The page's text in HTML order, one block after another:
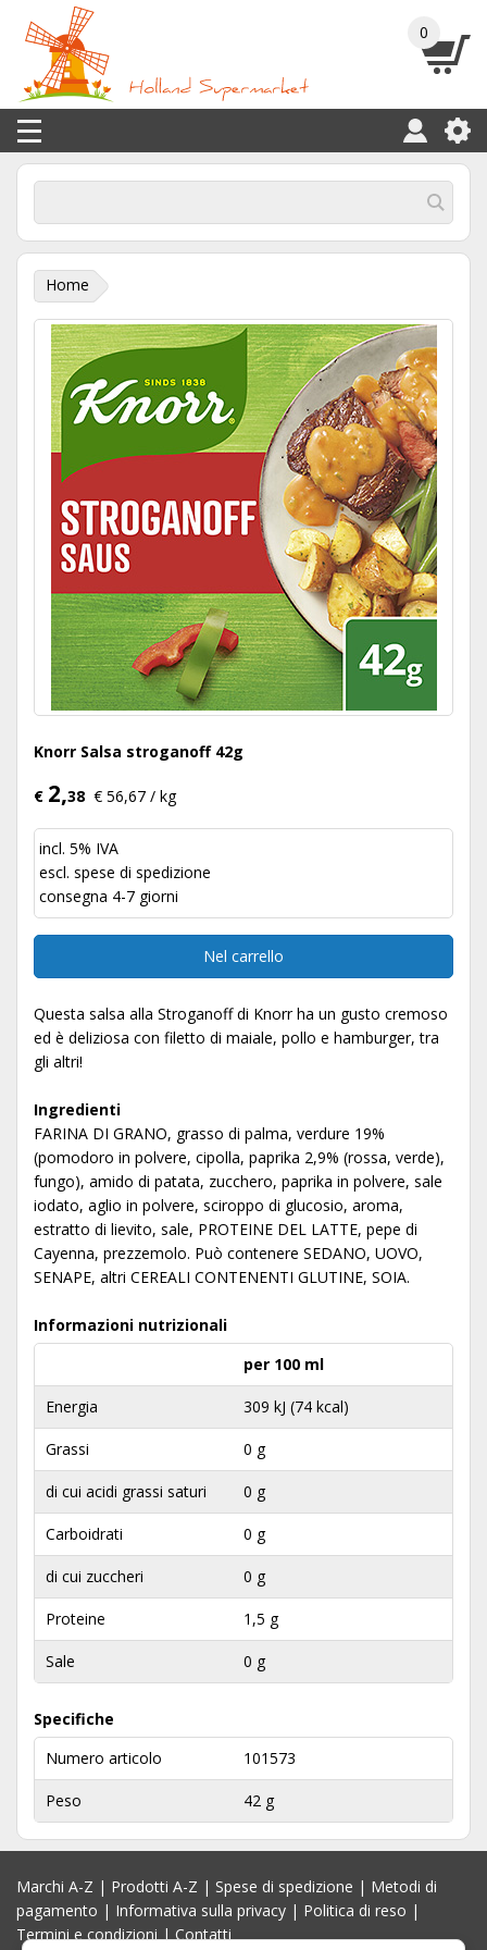
0
Home
Knorr Salsa stroganoff 42g
€ 2,38 € 56,67 / kg
incl. 5% IVA
escl. spese di spedizione
consegna 4-7 giorni
Nel carrello
Questa salsa alla Stroganoff di Knorr ha un gusto cremoso
ed è deliziosa con filetto di maiale, pollo e hamburger, tra
gli altri!
Ingredienti
FARINA DI GRANO, grasso di palma, verdure 19%
(pomodoro in polvere, cipolla, paprika 2,9% (rossa, verde),
fungo), amido di patata, zucchero, paprika in polvere, sale
iodato, aglio in polvere, sciroppo di glucosio, aroma,
estratto di lievito, sale, PROTEINE DEL LATTE, pepe di
Cayenna, prezzemolo. Può contenere SEDANO, UOVO,
SENAPE, altri CEREALI CONTENENTI GLUTINE, SOIA.
Informazioni nutrizionali
per 100 ml
Energia 309 kJ (74 kcal)
Grassi 0 g
di cui acidi grassi saturi 0 g
Carboidrati 0 g
di cui zuccheri 0 g
Proteine 1,5 g
Sale 0 g
Specifiche
Numero articolo
101573
Peso 42 g
Marchi A-Z | Prodotti A-Z | Spese di spedizione | Metodi di
pagamento | Informativa sulla privacy | Politica di reso |
Termini e condizioni|Contatti